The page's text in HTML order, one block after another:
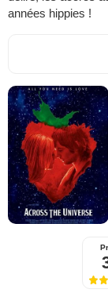
années hippies !